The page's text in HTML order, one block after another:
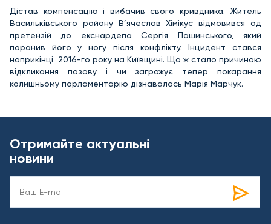
Дістав компенсацію і вибачив свого кривдника. Житель
Васильківського району В’ячеслав Хімікус відмовився од
претензій до екснардепа Сергія Пашинського, який
поранив його у ногу після конфлікту. Інцидент стався
наприкінці 2016-го року на Київщині. Що ж стало причиною
відкликання позову і чи загрожує тепер покарання
колишньому парламентарію дізнавалась Марія Марчук.
Отримайте актуальні
новини